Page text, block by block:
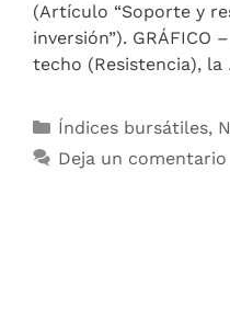
(Artículo “Soporte y
inversión”). GRÁFICO
techo (Resistencia), la
Índices bursátiles,
Deja un comentario